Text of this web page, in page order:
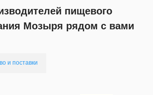
пищевого
Мозыря рядом с вами
и поставки